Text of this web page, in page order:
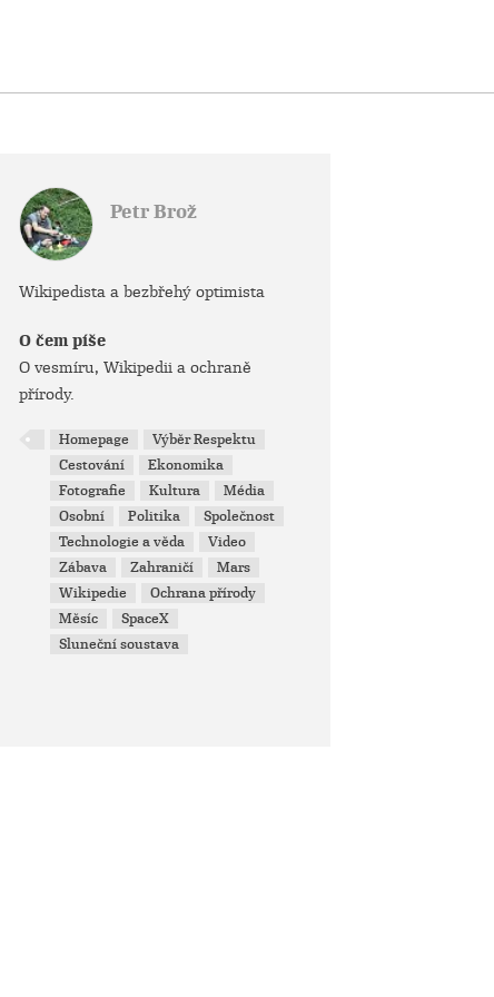
Petr Brož
Wikipedista a bezbřehý optimista
O čem píše
O vesmíru, Wikipedii a ochraně
přírody.
Homepage
Výběr Respektu
Cestování
Ekonomika
Fotografie
Kultura
Média
Osobní
Politika
Společnost
Technologie a věda
Video
Zábava
Zahraničí
Mars
Wikipedie
Ochrana přírody
Měsíc
SpaceX
Sluneční soustava